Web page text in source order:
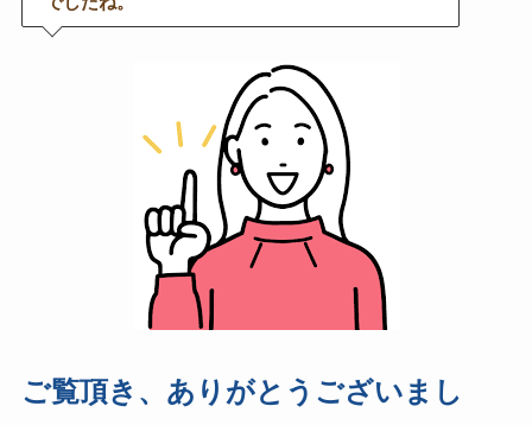
ご覧頂き、ありがとうございまし